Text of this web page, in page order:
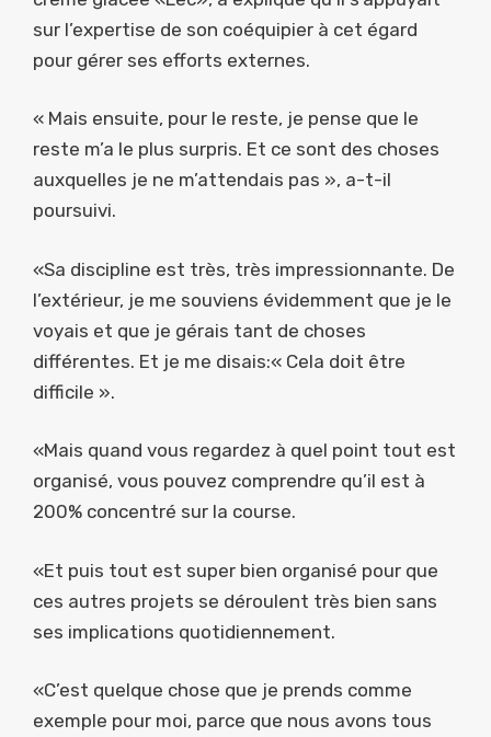
sur l’expertise de son coéquipier à cet égard
pour gérer ses efforts externes.
« Mais ensuite, pour le reste, je pense que le
reste m’a le plus surpris. Et ce sont des choses
auxquelles je ne m’attendais pas », a-t-il
poursuivi.
«Sa discipline est très, très impressionnante. De
l’extérieur, je me souviens évidemment que je le
voyais et que je gérais tant de choses
différentes. Et je me disais:« Cela doit être
difficile ».
«Mais quand vous regardez à quel point tout est
organisé, vous pouvez comprendre qu’il est à
200% concentré sur la course.
«Et puis tout est super bien organisé pour que
ces autres projets se déroulent très bien sans
ses implications quotidiennement.
«C’est quelque chose que je prends comme
exemple pour moi, parce que nous avons tous